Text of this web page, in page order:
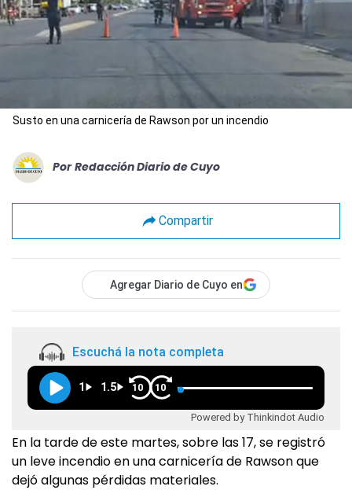
Susto en una carnicería de Rawson por un incendio
Por Redacción Diario de Cuyo
Compartir
Agregar Diario de Cuyo en
Escuchá la nota completa
1 1.5 10 10
Powered by Thinkindot Audio
En la tarde de este martes, sobre las 17, se registró
un leve incendio en una carnicería de Rawson que
dejó algunas pérdidas materiales.